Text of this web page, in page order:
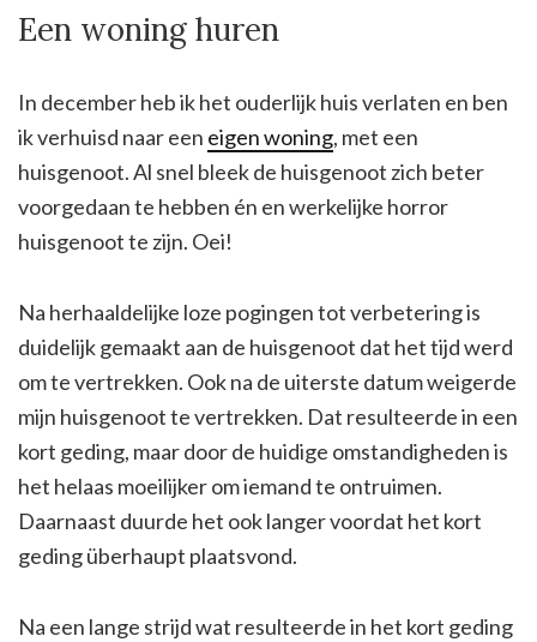
Een woning huren
In december heb ik het ouderlijk huis verlaten en ben
ik verhuisd naar een eigen woning, met een
huisgenoot. Al snel bleek de huisgenoot zich beter
voorgedaan te hebben én en werkelijke horror
huisgenoot te zijn. Oei!
Na herhaaldelijke loze pogingen tot verbetering is
duidelijk gemaakt aan de huisgenoot dat het tijd werd
om te vertrekken. Ook na de uiterste datum weigerde
mijn huisgenoot te vertrekken. Dat resulteerde in een
kort geding, maar door de huidige omstandigheden is
het helaas moeilijker om iemand te ontruimen.
Daarnaast duurde het ook langer voordat het kort
geding überhaupt plaatsvond.
Na een lange strijd wat resulteerde in het kort geding